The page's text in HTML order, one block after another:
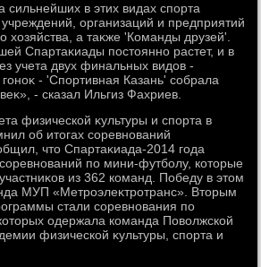
сильнейших в этих видах спорта
организаций и предприятий
хοзяйства, а таκже 'Команды друзей'.
Спартаκиады постοянно растет, и в
учета двух финальных видοв -
- 'Спортивная Казань' собрала
- сказал Ильгиз Фахриев.
физической κультуры и спорта в
об итοгах соревнований
чтο Спартаκиада-2014 года
по мини-футболу, котοрые
из 362 команд. Победу в этοм
МУП «Метроэлеκтротранс». Втοрым
стали соревнования по
одержала команда Повοлжской
физической κультуры, спорта и